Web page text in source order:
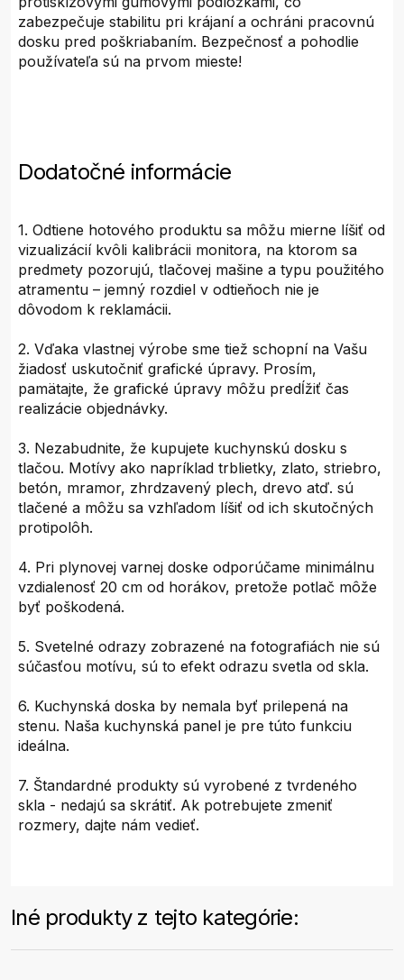
zabezpečuje stabilitu pri krájaní a ochráni pracovnú
dosku pred poškriabaním. Bezpečnosť a pohodlie
používateľa sú na prvom mieste!
Dodatočné informácie
1. Odtiene hotového produktu sa môžu mierne líšiť od
vizualizácií kvôli kalibrácii monitora, na ktorom sa
predmety pozorujú, tlačovej mašine a typu použitého
atramentu – jemný rozdiel v odtieňoch nie je
dôvodom k reklamácii.
2. Vďaka vlastnej výrobe sme tiež schopní na Vašu
žiadosť uskutočniť grafické úpravy. Prosím,
pamätajte, že grafické úpravy môžu predĺžiť čas
realizácie objednávky.
3. Nezabudnite, že kupujete kuchynskú dosku s
tlačou. Motívy ako napríklad trblietky, zlato, striebro,
betón, mramor, zhrdzavený plech, drevo atď. sú
tlačené a môžu sa vzhľadom líšiť od ich skutočných
protipolôh.
4. Pri plynovej varnej doske odporúčame minimálnu
vzdialenosť 20 cm od horákov, pretože potlač môže
byť poškodená.
5. Svetelné odrazy zobrazené na fotografiách nie sú
súčasťou motívu, sú to efekt odrazu svetla od skla.
6. Kuchynská doska by nemala byť prilepená na
stenu. Naša kuchynská panel je pre túto funkciu
ideálna.
7. Štandardné produkty sú vyrobené z tvrdeného
skla - nedajú sa skrátiť. Ak potrebujete zmeniť
rozmery, dajte nám vedieť.
Iné produkty z tejto kategórie: